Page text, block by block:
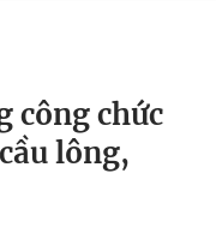
công chức
lông,